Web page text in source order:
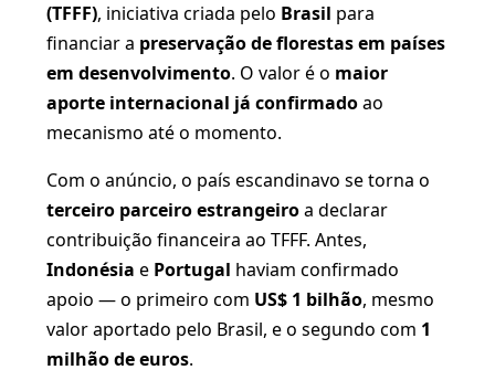
(TFFF), iniciativa criada pelo Brasil para
financiar a preservação de florestas em países
em desenvolvimento. O valor é o maior
aporte internacional já confirmadoao
mecanismo até o momento.
Com o anúncio, o país escandinavo se torna o
terceiro parceiro estrangeiroa declarar
contribuição financeira ao TFFF. Antes,
Indonésia e Portugal haviam confirmado
apoio — o primeiro com US$ 1 bilhão, mesmo
valor aportado pelo Brasil, e o segundo com 1
milhão de euros.